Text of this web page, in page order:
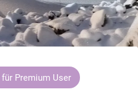
Premium User